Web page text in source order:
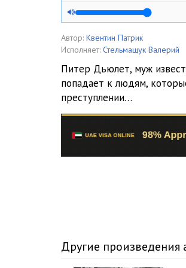
005
006
008
010
011
015
Автор: Квентин Патрик
Исполняет: Стельмащук Валерий
Питер Дьюлет, муж
попадает к людям,
преступлении…
Другие произведения